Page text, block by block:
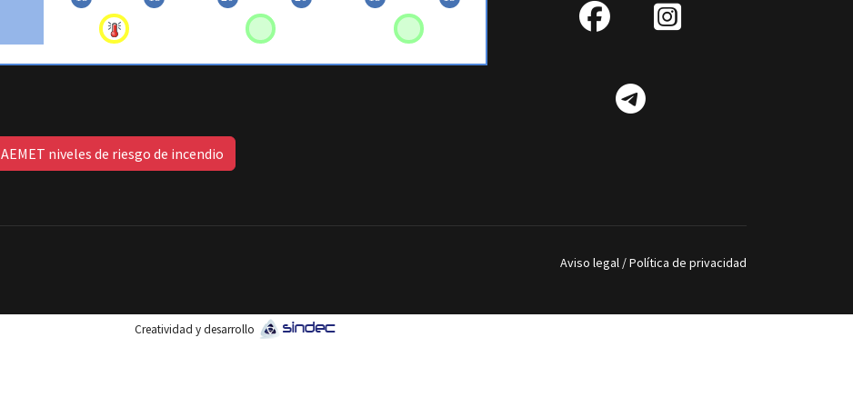
AEMET niveles de riesgo de incendio
fab
facebook
IG
Telegram
Aviso legal /Política de privacidad
Creatividad y desarrollo